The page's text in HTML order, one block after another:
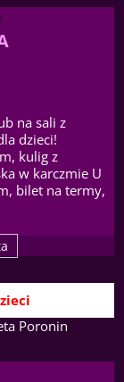
na sali z
dzieci!
kulig z
w karczmie U
bilet na termy,